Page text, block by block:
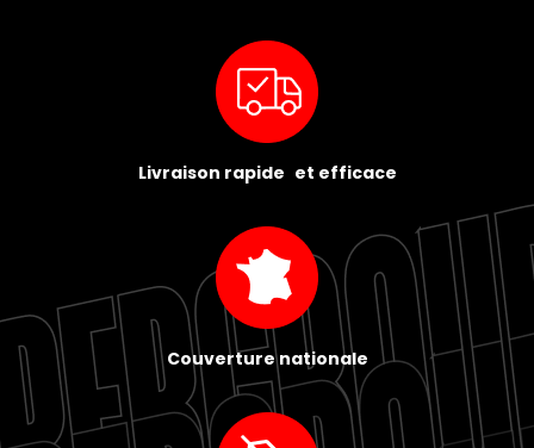
Livraison rapide et efficace
Couverture nationale